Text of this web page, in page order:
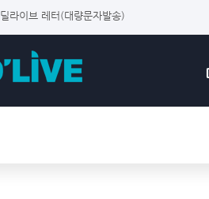
딜라이브 레터(대량문자발송)